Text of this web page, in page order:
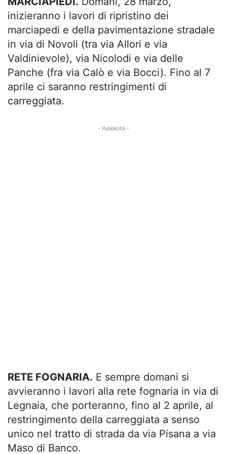
inizieranno i lavori di ripristino dei
marciapedi e della pavimentazione stradale
in via di Novoli (tra via Allori e via
Valdinievole), via Nicolodi e via delle
Panche (fra via Calò e via Bocci). Fino al 7
aprile ci saranno restringimenti di
carreggiata.
- Pubblicità -
RETE FOGNARIA. E sempre domani si
avvieranno i lavori alla rete fognaria in via di
Legnaia, che porteranno, fino al 2 aprile, al
restringimento della carreggiata a senso
unico nel tratto di strada da via Pisana a via
Maso di Banco.